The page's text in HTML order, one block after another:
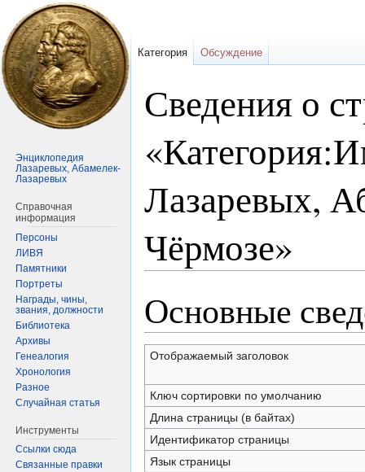
Сведения о
Лазаревых,
Чёрмозе»
к
навигации
к
поиску
Основные
Отображаемый заголовок
Ключ сортировки по умолчанию
Длина страницы (в байтах)
Идентификатор страницы
Язык страницы
Категория Обсуждение
Энциклопедия
Лазаревых, Абамелек-
Лазаревых
Справочная
информация
Персоны
ЛИВЯ
Памятники
Портреты
Награды, чины,
звания, должности
Библиотека
Архивы
Генеалогия
Хронология
Разное
Случайная статья
Инструменты
Ссылки сюда
Связанные правки